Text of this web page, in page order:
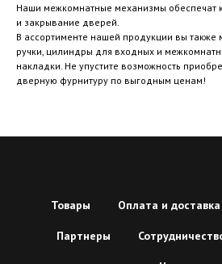
Наши межкомнатные механизмы обеспечат
и закрывание дверей.
В ассортименте нашей продукции вы также
ручки, цилиндры для входных и
накладки. Не упустите возможность
дверную фурнитуру по выгодным ценам!
Товары Оплата и доставка
Партнеры